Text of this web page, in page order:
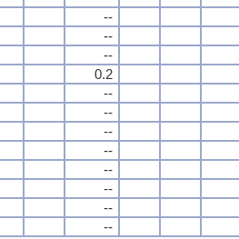
--
--
--
0.2
--
--
--
--
--
--
--
--